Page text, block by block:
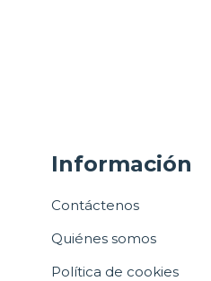
Información
Contáctenos
Quiénes somos
Política de cookies